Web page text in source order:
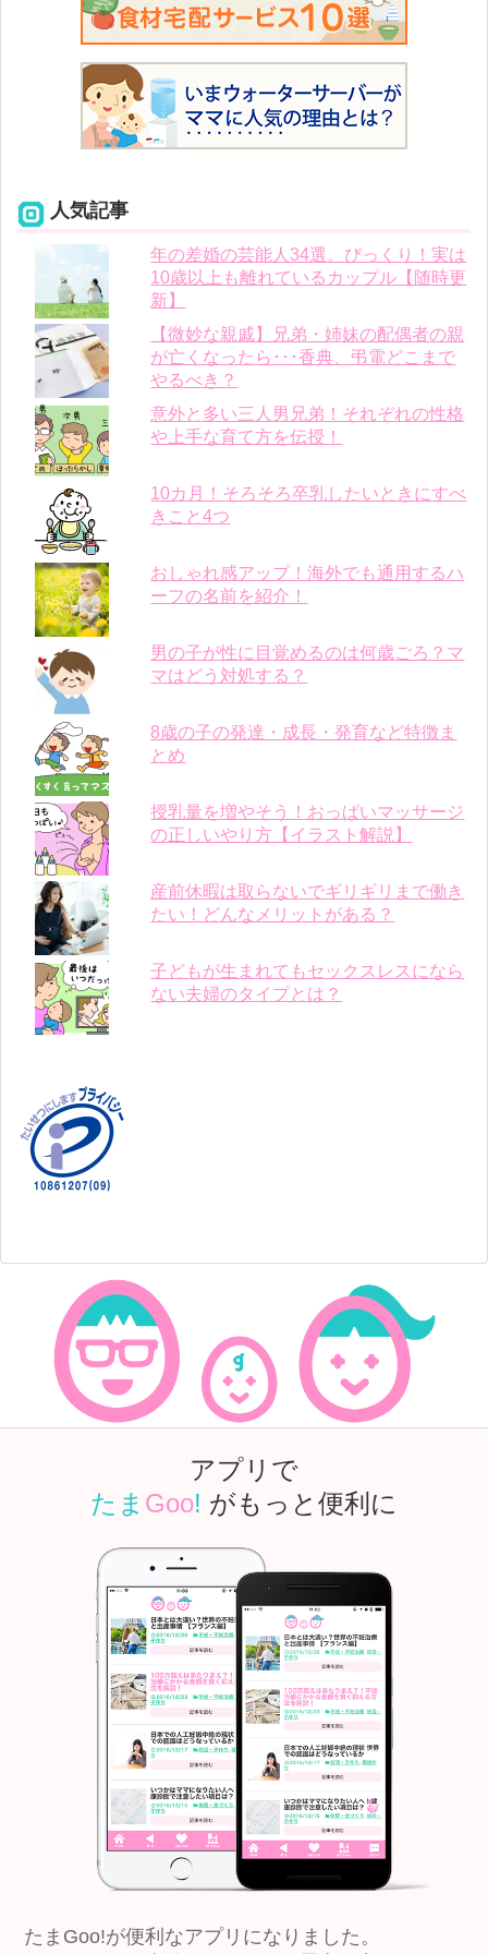
人気記事
年の差婚の芸能人34選。びっくり！実は
10歳以上も離れているカップル【随時更
新】
【微妙な親戚】兄弟・姉妹の配偶者の親
が亡くなったら･･･香典、弔電どこまで
やるべき？
意外と多い三人男兄弟！それぞれの性格
や上手な育て方を伝授！
10カ月！そろそろ卒乳したいときにすべ
きこと4つ
おしゃれ感アップ！海外でも通用するハ
ーフの名前を紹介！
男の子が性に目覚めるのは何歳ごろ？マ
マはどう対処する？
8歳の子の発達・成長・発育など特徴ま
とめ
授乳量を増やそう！おっぱいマッサージ
の正しいやり方【イラスト解説】
産前休暇は取らないでギリギリまで働き
たい！どんなメリットがある？
子どもが生まれてもセックスレスになら
ない夫婦のタイプとは？
アプリで
たま Goo! がもっと便利に
たまGoo!が便利なアプリになりました。